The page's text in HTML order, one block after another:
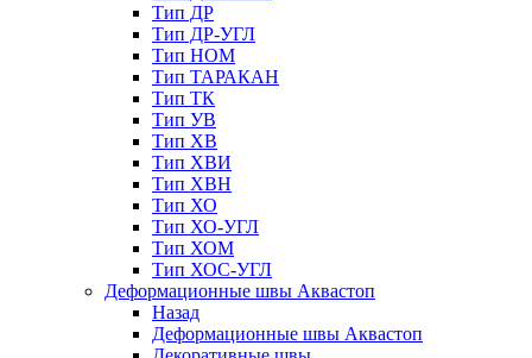
Тип ДР
Тип ДР-УГЛ
Тип НОМ
Тип ТАРАКАН
Тип ТК
Тип УВ
Тип ХВ
Тип ХВИ
Тип ХВН
Тип ХО
Тип ХО-УГЛ
Тип ХОМ
Тип ХОС-УГЛ
Деформационные швы Аквастоп
Назад
Деформационные швы Аквастоп